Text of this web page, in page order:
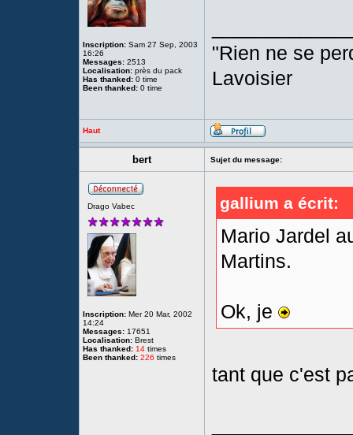
Inscription: Sam 27 Sep, 2003
16:26
Messages: 2513
Localisation: près du pack
Has thanked: 0 time
Been thanked: 0 time
"Rien ne se
Lavoisier
Haut
bert Sujet du message:
Drago Vabec
Inscription: Mer 20 Mar, 2002
14:24
Messages: 17651
Localisation: Brest
Has thanked: 14 times
Been thanked: 226 times
gallium a écrit:
Mario Jardel
Martins.
Ok, je
tant que c'est